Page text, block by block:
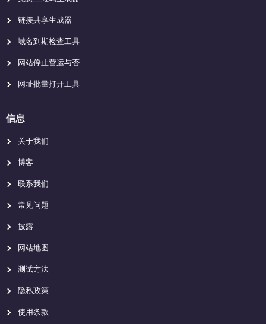
链接共享生成器
域名到期检查工具
网站停止营运与否
网址批量打开工具
信息
关于我们
博客
联系我们
常见问题
披露
网站地图
测试方法
隐私政策
使用条款